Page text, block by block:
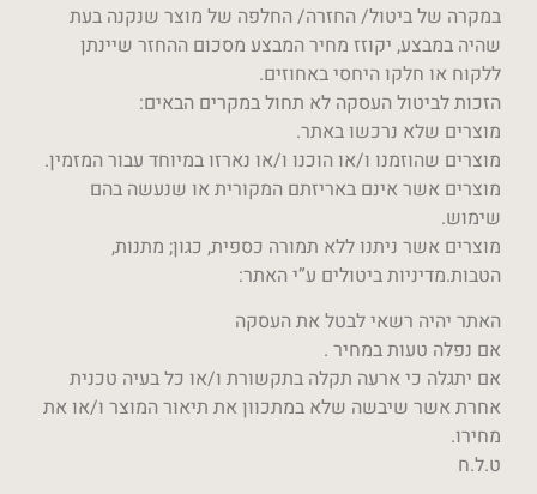
במקרה של ביטול/ החזרה/ החלפה של מוצר שנקנה בעת
שהיה במבצע, יקוזז מחיר המבצע מסכום ההחזר שיינתן
ללקוח או חלקו היחסי באחוזים.
הזכות לביטול העסקה לא תחול במקרים הבאים:
מוצרים שלא נרכשו באתר.
מוצרים שהוזמנו ו/או הוכנו ו/או נארזו במיוחד עבור המזמין.
מוצרים אשר אינם באריזתם המקורית או שנעשה בהם
שימוש.
מוצרים אשר ניתנו ללא תמורה כספית, כגון; מתנות,
הטבות.מדיניות ביטולים ע”י האתר:
האתר יהיה רשאי לבטל את העסקה
אם נפלה טעות במחיר .
אם יתגלה כי ארעה תקלה בתקשורת ו/או כל בעיה טכנית
אחרת אשר שיבשה שלא במתכוון את תיאור המוצר ו/או את
מחירו.
ט.ל.ח